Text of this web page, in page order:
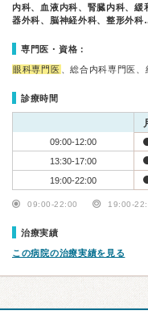
内科、血液内科、腎臓内科、
器外科、脳神経外科、整形外科
専門医・資格：
眼科専門医 、総合内科専門医
診療時間
09:00-12:00
13:30-17:00
19:00-22:00
09:00-22:00 19:00-
治療実績
この病院の治療実績を見る